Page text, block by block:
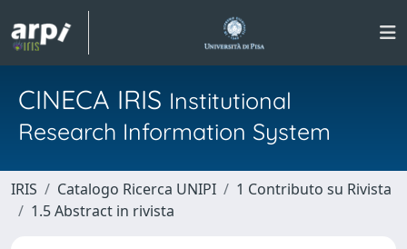
CINECA IRIS Institutional
Research Information System
IRIS Catalogo Ricerca UNIPI
1 Contributo su Rivista
1.5 Abstract in rivista